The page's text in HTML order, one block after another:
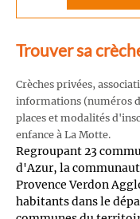
Trouver sa
Crèches privées,
informations (numéros
places et modalités
enfance à La Motte.
Regroupant 23
d'Azur, la
Provence Verdon
habitants dans le